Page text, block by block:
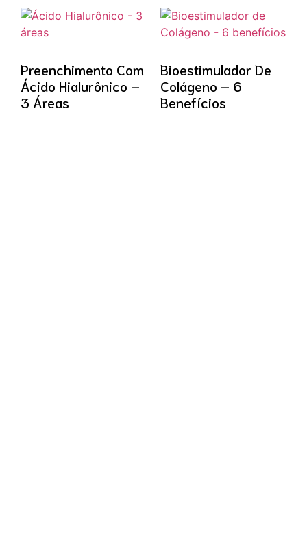
Preenchimento Com
Ácido Hialurônico –
3 Áreas
Bioestimulador De
Colágeno – 6
Benefícios